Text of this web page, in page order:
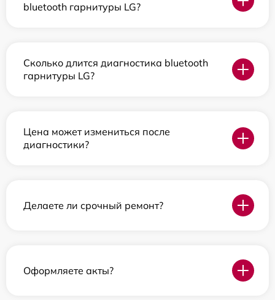
bluetooth гарнитуры LG?
Сколько длится диагностика bluetooth
гарнитуры LG?
Цена может измениться после
диагностики?
Делаете ли срочный ремонт?
Оформляете акты?